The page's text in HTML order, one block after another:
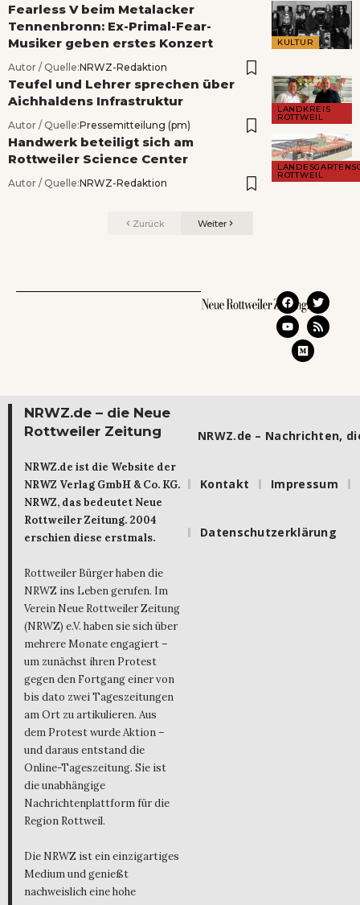
KULTUR
Fearless V beim Metalacker
Tennenbronn: Ex-Primal-Fear-
Musiker geben erstes Konzert
Autor / Quelle:NRWZ-Redaktion
LANDKREIS
ROTTWEIL
Teufel und Lehrer sprechen über
Aichhaldens Infrastruktur
Autor / Quelle:Pressemitteilung (pm)
ROTTWEIL
Handwerk beteiligt sich am
Rottweiler Science Center
Autor / Quelle:NRWZ-Redaktion
Zurück Weiter
NRWZ.de – die Neue
Rottweiler Zeitung
NRWZ.de ist die Website der
NRWZ Verlag GmbH & Co. KG.
NRWZ, das bedeutet Neue
Rottweiler Zeitung. 2004
erschien diese erstmals.
Rottweiler Bürger haben die
NRWZ ins Leben gerufen. Im
Verein Neue Rottweiler Zeitung
(NRWZ) e.V. haben sie sich über
mehrere Monate engagiert –
um zunächst ihren Protest
gegen den Fortgang einer von
bis dato zwei Tageszeitungen
am Ort zu artikulieren. Aus
dem Protest wurde Aktion –
und daraus entstand die
Online-Tageszeitung. Sie ist
die unabhängige
Nachrichtenplattform für die
Region Rottweil.
Die NRWZ ist ein einzigartiges
Medium und genießt
nachweislich eine hohe
NRWZ.de – Nachrichten,
Kontakt Impressum
Datenschutzerklärung